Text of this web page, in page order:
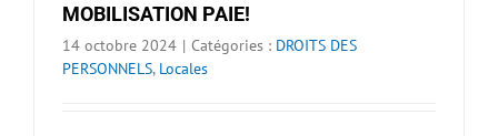
MOBILISATION PAIE!
14 octobre 2024 | Catégories : DROITS DES
PERSONNELS, Locales